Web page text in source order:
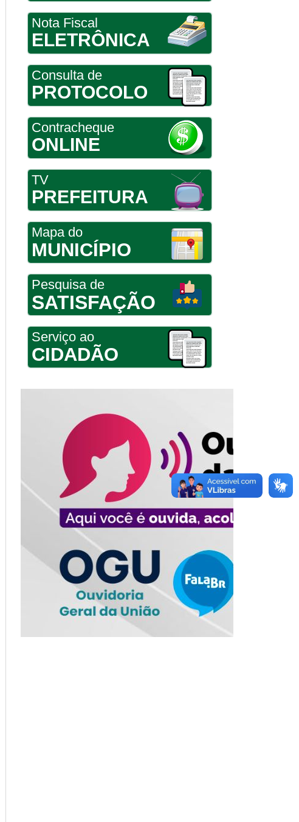
Nota Fiscal
ELETRÔNICA
Consulta de
PROTOCOLO
Contracheque
ONLINE
TV
PREFEITURA
Mapa do
MUNICÍPIO
Pesquisa de
SATISFAÇÃO
Serviço ao
CIDADÃO